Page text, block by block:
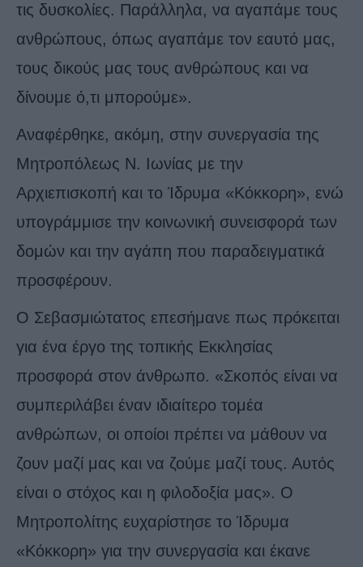
τις δυσκολίες. Παράλληλα, να αγαπάμε τους
ανθρώπους, όπως αγαπάμε τον εαυτό μας,
τους δικούς μας τους ανθρώπους και να
δίνουμε ό,τι μπορούμε».
Αναφέρθηκε, ακόμη, στην συνεργασία της
Μητροπόλεως Ν. Ιωνίας με την
Αρχιεπισκοπή και το Ίδρυμα «Κόκκορη», ενώ
υπογράμμισε την κοινωνική συνεισφορά των
δομών και την αγάπη που παραδειγματικά
προσφέρουν.
Ο Σεβασμιώτατος επεσήμανε πως πρόκειται
για ένα έργο της τοπικής Εκκλησίας
προσφορά στον άνθρωπο. «Σκοπός είναι να
συμπεριλάβει έναν ιδιαίτερο τομέα
ανθρώπων, οι οποίοι πρέπει να μάθουν να
ζουν μαζί μας και να ζούμε μαζί τους. Αυτός
είναι ο στόχος και η φιλοδοξία μας». Ο
Μητροπολίτης ευχαρίστησε το Ίδρυμα
«Κόκκορη» για την συνεργασία και έκανε